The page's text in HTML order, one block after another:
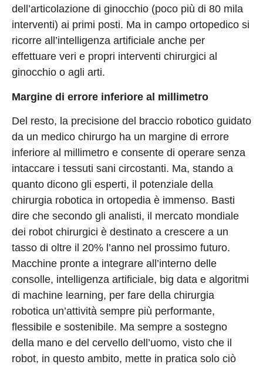
dell’articolazione di ginocchio (poco più di 80 mila
interventi) ai primi posti. Ma in campo ortopedico si
ricorre all’intelligenza artificiale anche per
effettuare veri e propri interventi chirurgici al
ginocchio o agli arti.
Margine di errore inferiore al millimetro
Del resto, la precisione del braccio robotico guidato
da un medico chirurgo ha un margine di errore
inferiore al millimetro e consente di operare senza
intaccare i tessuti sani circostanti. Ma, stando a
quanto dicono gli esperti, il potenziale della
chirurgia robotica in ortopedia è immenso. Basti
dire che secondo gli analisti, il mercato mondiale
dei robot chirurgici è destinato a crescere a un
tasso di oltre il 20% l’anno nel prossimo futuro.
Macchine pronte a integrare all’interno delle
consolle, intelligenza artificiale, big data e algoritmi
di machine learning, per fare della chirurgia
robotica un’attività sempre più performante,
flessibile e sostenibile. Ma sempre a sostegno
della mano e del cervello dell’uomo, visto che il
robot, in questo ambito, mette in pratica solo ciò